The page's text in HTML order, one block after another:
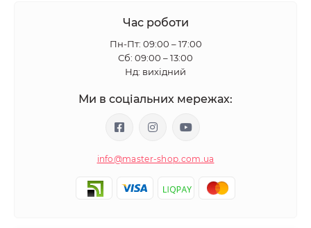
Час роботи
Пн-Пт: 09:00 – 17:00
Сб: 09:00 – 13:00
Нд: вихідний
Ми в соціальних мережах:
info@master-shop.com.ua